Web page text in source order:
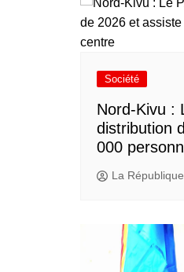
Société
Nord-Kivu :
distribution
000
La République